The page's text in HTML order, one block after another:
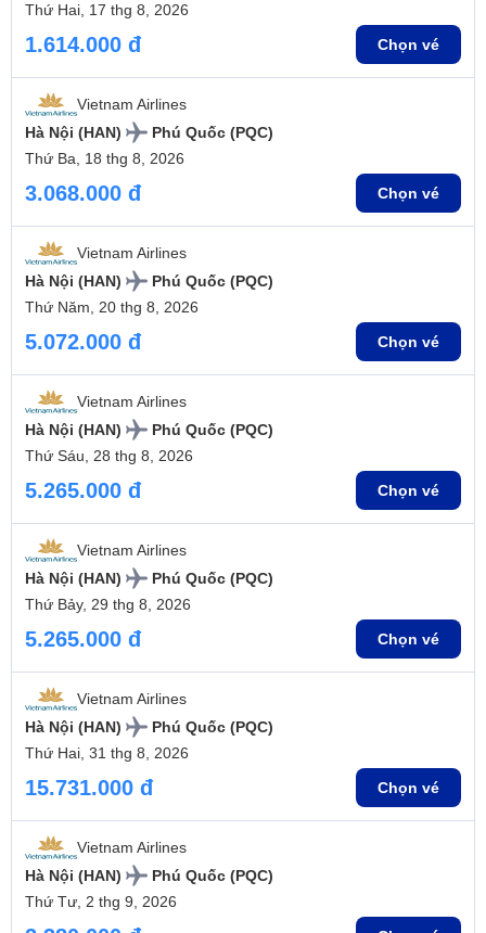
Thứ Hai, 17 thg 8, 2026
1.614.000 đ Chọn vé
Vietnam Airlines
Hà Nội (HAN)
Phú Quốc (PQC)
Thứ Ba, 18 thg 8, 2026
3.068.000 đ Chọn vé
Vietnam Airlines
Hà Nội (HAN)
Phú Quốc (PQC)
Thứ Năm, 20 thg 8, 2026
5.072.000 đ Chọn vé
Vietnam Airlines
Hà Nội (HAN)
Phú Quốc (PQC)
Thứ Sáu, 28 thg 8, 2026
5.265.000 đ Chọn vé
Vietnam Airlines
Hà Nội (HAN)
Phú Quốc (PQC)
Thứ Bảy, 29 thg 8, 2026
5.265.000 đ Chọn vé
Vietnam Airlines
Hà Nội (HAN)
Phú Quốc (PQC)
Thứ Hai, 31 thg 8, 2026
15.731.000 đ Chọn vé
Vietnam Airlines
Hà Nội (HAN)
Phú Quốc (PQC)
Thứ Tư, 2 thg 9, 2026